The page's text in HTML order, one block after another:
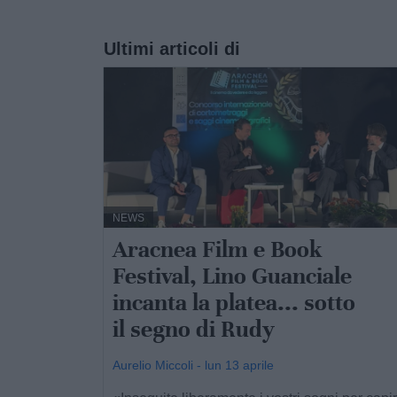
Ultimi articoli di
NEWS
Aracnea Film e Book
Festival, Lino Guanciale
incanta la platea... sotto
il segno di Rudy
Aurelio Miccoli - lun 13 aprile